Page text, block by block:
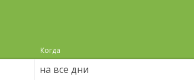
Когда
на все дни